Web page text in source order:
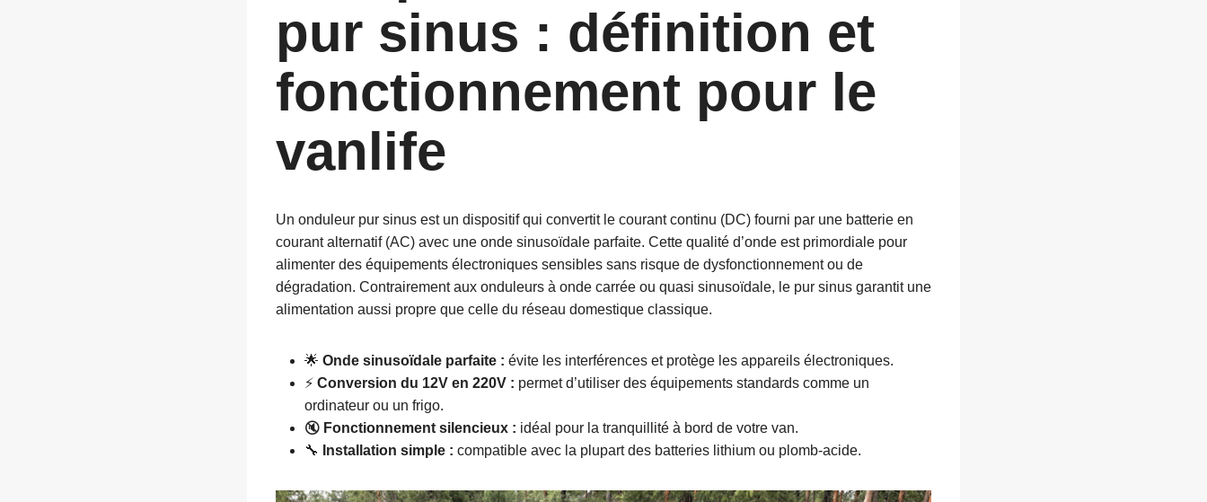
pur sinus : définition et
fonctionnement pour le
vanlife
Un onduleur pur sinus est un dispositif qui convertit le courant continu (DC) fourni par une batterie en
courant alternatif (AC) avec une onde sinusoïdale parfaite. Cette qualité d’onde est primordiale pour
alimenter des équipements électroniques sensibles sans risque de dysfonctionnement ou de
dégradation. Contrairement aux onduleurs à onde carrée ou quasi sinusoïdale, le pur sinus garantit une
alimentation aussi propre que celle du réseau domestique classique.
🌟 Onde sinusoïdale parfaite : évite les interférences et protège les appareils électroniques.
⚡ Conversion du 12V en 220V : permet d’utiliser des équipements standards comme un
ordinateur ou un frigo.
🔇 Fonctionnement silencieux : idéal pour la tranquillité à bord de votre van.
🔧
Installation simple : compatible avec la plupart des batteries lithium ou plomb-acide.